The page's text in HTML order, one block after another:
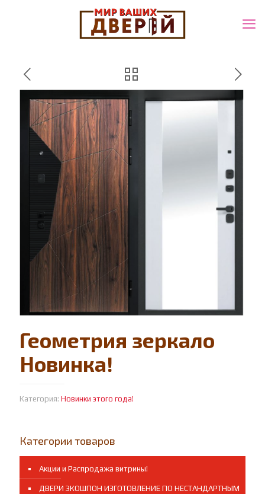
Геометрия зеркало
Новинка!
Категория: Новинки этого года!
Категории товаров
Акции и Распродажа витрины!
ДВЕРИ ЭКОШПОН ИЗГОТОВЛЕНИЕ ПО НЕСТАНДАРТНЫМ